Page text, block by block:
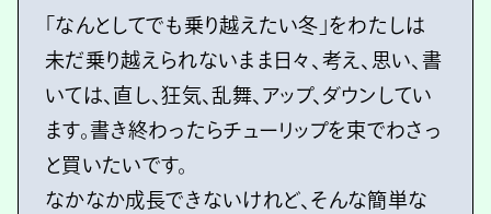
「なんとしてでも乗り越えたい冬」をわたしは
未だ乗り越えられないまま日々、考え、思い、書
いては、直し、狂気、乱舞、アップ、ダウンしてい
ます。書き終わったらチューリップを束でわさっ
と買いたいです。
なかなか成長できないけれど、そんな簡単な